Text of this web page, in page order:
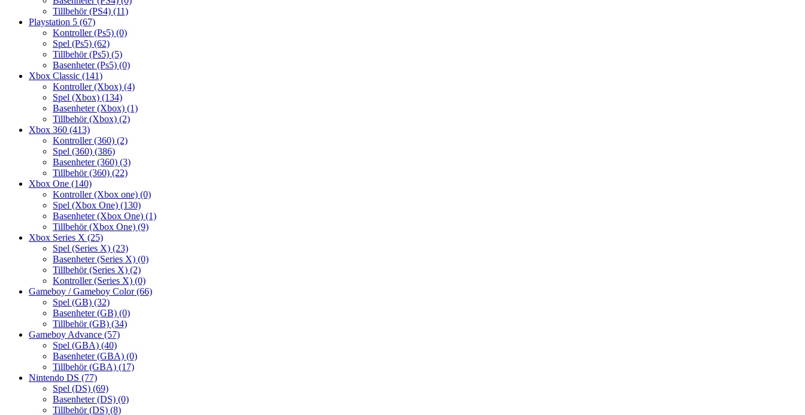
Tillbehör (PS4) (11)
Playstation 5 (67)
Kontroller (Ps5) (0)
Spel (Ps5) (62)
Tillbehör (Ps5) (5)
Basenheter (Ps5) (0)
Xbox Classic (141)
Kontroller (Xbox) (4)
Spel (Xbox) (134)
Basenheter (Xbox) (1)
Tillbehör (Xbox) (2)
Xbox 360 (413)
Kontroller (360) (2)
Spel (360) (386)
Basenheter (360) (3)
Tillbehör (360) (22)
Xbox One (140)
Kontroller (Xbox one) (0)
Spel (Xbox One) (130)
Basenheter (Xbox One) (1)
Tillbehör (Xbox One) (9)
Xbox Series X (25)
Spel (Series X) (23)
Basenheter (Series X) (0)
Tillbehör (Series X) (2)
Kontroller (Series X) (0)
Gameboy / Gameboy Color(66)
Spel (GB) (32)
Basenheter (GB) (0)
Tillbehör (GB) (34)
Gameboy Advance (57)
Spel (GBA) (40)
Basenheter (GBA) (0)
Tillbehör (GBA) (17)
Nintendo DS (77)
Spel (DS) (69)
Basenheter (DS) (0)
Tillbehör (DS) (8)